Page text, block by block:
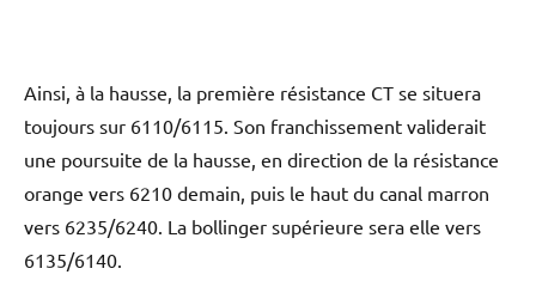
Ainsi, à la hausse, la première résistance CT se situera
toujours sur 6110/6115. Son franchissement validerait
une poursuite de la hausse, en direction de la résistance
orange vers 6210 demain, puis le haut du canal marron
vers 6235/6240. La bollinger supérieure sera elle vers
6135/6140.